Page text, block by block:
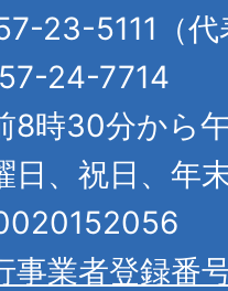
23-5111（代
24-7714
8時30分から
日、祝日、年
事業者登録番